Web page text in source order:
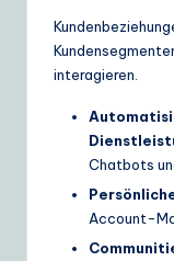
interagieren.
Chatbots
Account-